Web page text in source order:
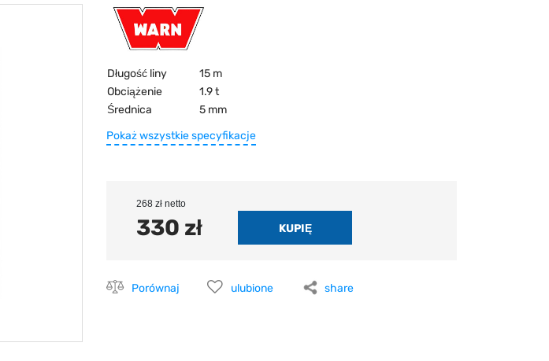
Długość liny
15 m
Obciążenie
1.9 t
Średnica
5 mm
Pokaż wszystkie specyfikacje
268 zł netto
330 zł
Porównaj ulubione share